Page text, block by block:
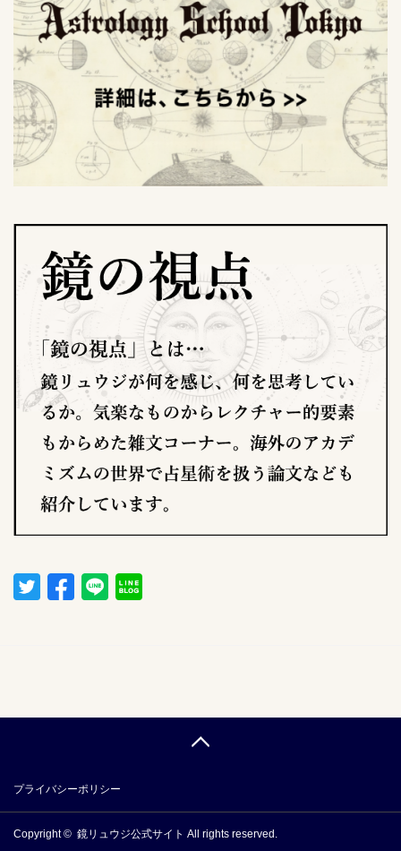
プライバシーポリシー
Copyright © 鏡リュウジ公式サイト All rights reserved.